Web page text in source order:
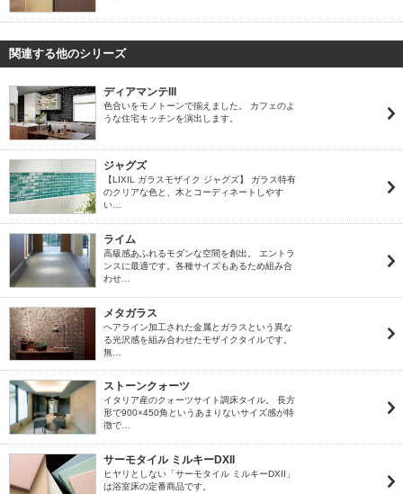
関連する他のシリーズ
ディアマンテIII
色合いをモノトーンで揃えました。 カフェのよ
うな住宅キッチンを演出します。
ジャグズ
【LIXIL ガラスモザイク ジャグズ】 ガラス特有
のクリアな色と、木とコーディネートしやす
い…
ライム
高級感あふれるモダンな空間を創出。 エントラ
ンスに最適です。各種サイズもあるため組み合
わせ…
メタガラス
ヘアライン加工された金属とガラスという異な
る光沢感を組み合わせたモザイクタイルです。
無…
ストーンクォーツ
イタリア産のクォーツサイト調床タイル。 長方
形で900×450角というあまりないサイズ感が特
徴で…
サーモタイル ミルキーDXII
ヒヤリとしない「サーモタイル ミルキーDXII」
は浴室床の定番商品です。